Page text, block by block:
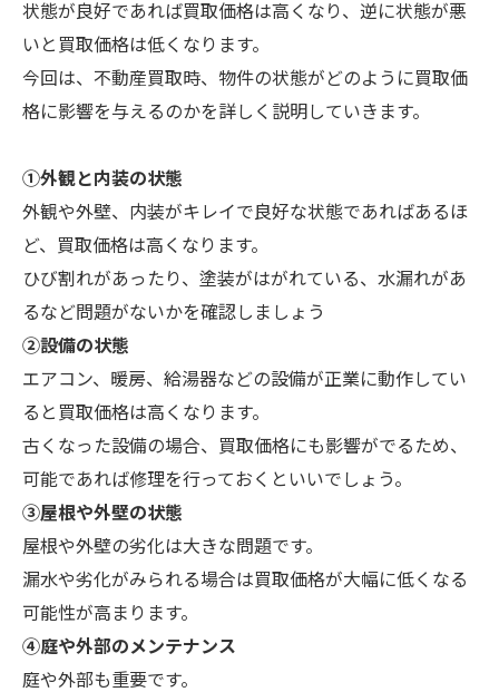
状態が良好であれば買取価格は高くなり、逆に状態が悪
いと買取価格は低くなります。
今回は、不動産買取時、物件の状態がどのように買取価
格に影響を与えるのかを詳しく説明していきます。
①外観と内装の状態
外観や外壁、内装がキレイで良好な状態であればあるほ
ど、買取価格は高くなります。
ひび割れがあったり、塗装がはがれている、水漏れがあ
るなど問題がないかを確認しましょう
②設備の状態
エアコン、暖房、給湯器などの設備が正業に動作してい
ると買取価格は高くなります。
古くなった設備の場合、買取価格にも影響がでるため、
可能であれば修理を行っておくといいでしょう。
③屋根や外壁の状態
屋根や外壁の劣化は大きな問題です。
漏水や劣化がみられる場合は買取価格が大幅に低くなる
可能性が高まります。
④庭や外部のメンテナンス
庭や外部も重要です。